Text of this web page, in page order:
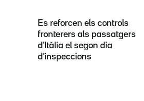
Es reforcen els controls
fronterers als passatgers
d'Itàlia el segon dia
d'inspeccions